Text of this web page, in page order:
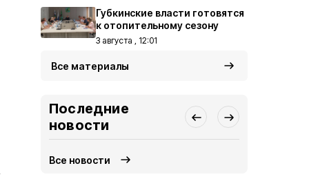
Губкинские власти готовятся
к отопительному сезону
3 августа , 12:01
Все материалы
Последние
новости
Все новости